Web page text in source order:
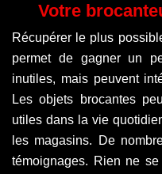
Votre
Récupérer le plus
permet de gagner un
inutiles, mais peuvent
Les objets brocantes
utiles dans la vie
les magasins. De
témoignages. Rien ne